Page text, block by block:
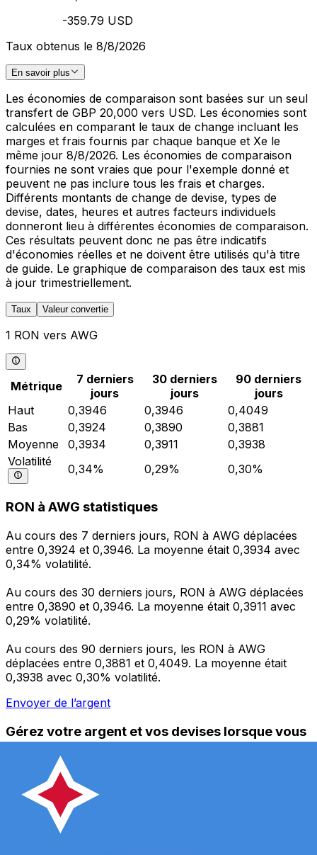
-359.79 USD
Taux obtenus le 8/8/2026
En savoir plus
Les économies de comparaison sont basées sur un seul
transfert de GBP 20,000 vers USD. Les économies sont
calculées en comparant le taux de change incluant les
marges et frais fournis par chaque banque et Xe le
même jour 8/8/2026. Les économies de comparaison
fournies ne sont vraies que pour l'exemple donné et
peuvent ne pas inclure tous les frais et charges.
Différents montants de change de devise, types de
devise, dates, heures et autres facteurs individuels
donneront lieu à différentes économies de comparaison.
Ces résultats peuvent donc ne pas être indicatifs
d'économies réelles et ne doivent être utilisés qu'à titre
de guide. Le graphique de comparaison des taux est mis
à jour trimestriellement.
Taux Valeur convertie
1 RON vers AWG
Métrique
7 derniers
jours
30 derniers
jours
90 derniers
jours
Haut
0,3946 0,3946
0,4049
Bas
0,3924 0,3890
0,3881
Moyenne
0,3934 0,3911
0,3938
Volatilité
0,34% 0,29% 0,30%
RON à AWG statistiques
Au cours des 7 derniers jours, RON à AWG déplacées
entre 0,3924 et 0,3946. La moyenne était 0,3934 avec
0,34% volatilité.
Au cours des 30 derniers jours, RON à AWG déplacées
entre 0,3890 et 0,3946. La moyenne était 0,3911 avec
0,29% volatilité.
Au cours des 90 derniers jours, les RON à AWG
déplacées entre 0,3881 et 0,4049. La moyenne était
0,3938 avec 0,30% volatilité.
Envoyer de l’argent
Gérez votre argent et vos devises lorsque vous
L'application Xe réunit toutes les fonctionnalités
nécessaires pour vos transferts d'argent internationaux
et la gestion de vos devises. Convertissez des devises,
programmez des alertes de taux et transférez de
l'argent à l'étranger sans frais cachés. Téléchargez